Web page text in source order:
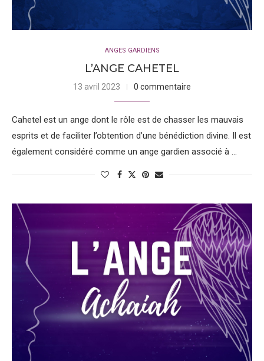
l’amour divin, et leur présence est un gage de réconfort et de
sérénité pour ceux qui les invoquent. Les séraphins jouent un
amour inconditionnel pour eux-mêmes et pour les autres.
Enfin, les anges déchus sont des anges qui, au cours de
l’histoire, se sont rebellés contre Dieu et ont été bannis du
royaume céleste. Bien qu’ils soient souvent associés à des
énergies négatives et à des forces destructrices, il est
comprendre l’ensemble du spectre angélique, y compris ces
sombres de l’existence et d’en tirer des leçons pour mieux
comprendre la nature humaine et la dualité entre le bien et le
En somme, l’angéologie et la voyance nous offrent un aperçu
fascinant des différents types d’anges et de leur influence sur
la vie des hommes. Qu’il s’agisse d’anges gardiens,
d’archanges, de séraphins ou d’anges déchus, chacun de ces
êtres angéliques a un rôle à jouer dans nos vies.
ANGES GARDIENS
L’ANGE CAHETEL
13 avril 2023 0 commentaire
Cahetel est un ange dont le rôle est de chasser les mauvais
esprits et de faciliter l’obtention d’une bénédiction divine. Il est
également considéré comme un ange gardien associé à …